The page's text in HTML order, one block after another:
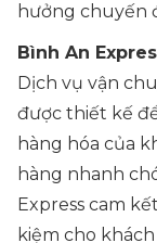
hưởng chuyến
Bình An
Dịch vụ vận
được thiết kế
hàng hóa của
hàng nhanh
Express cam
kiệm cho